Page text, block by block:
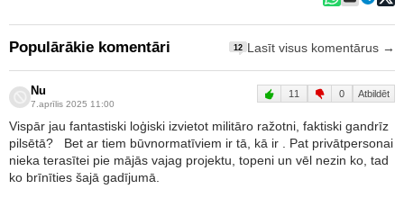
Populārākie komentāri 12 Lasīt visus komentārus →
Nu
7.aprīlis 2025 11:00
11 0 Atbildēt
Vispār jau fantastiski loģiski izvietot militāro ražotni, faktiski gandrīz
pilsētā? Bet ar tiem būvnormatīviem ir tā, kā ir . Pat privātpersonai
nieka terasītei pie mājās vajag projektu, topeni un vēl nezin ko, tad
ko brīnīties šajā gadījumā.